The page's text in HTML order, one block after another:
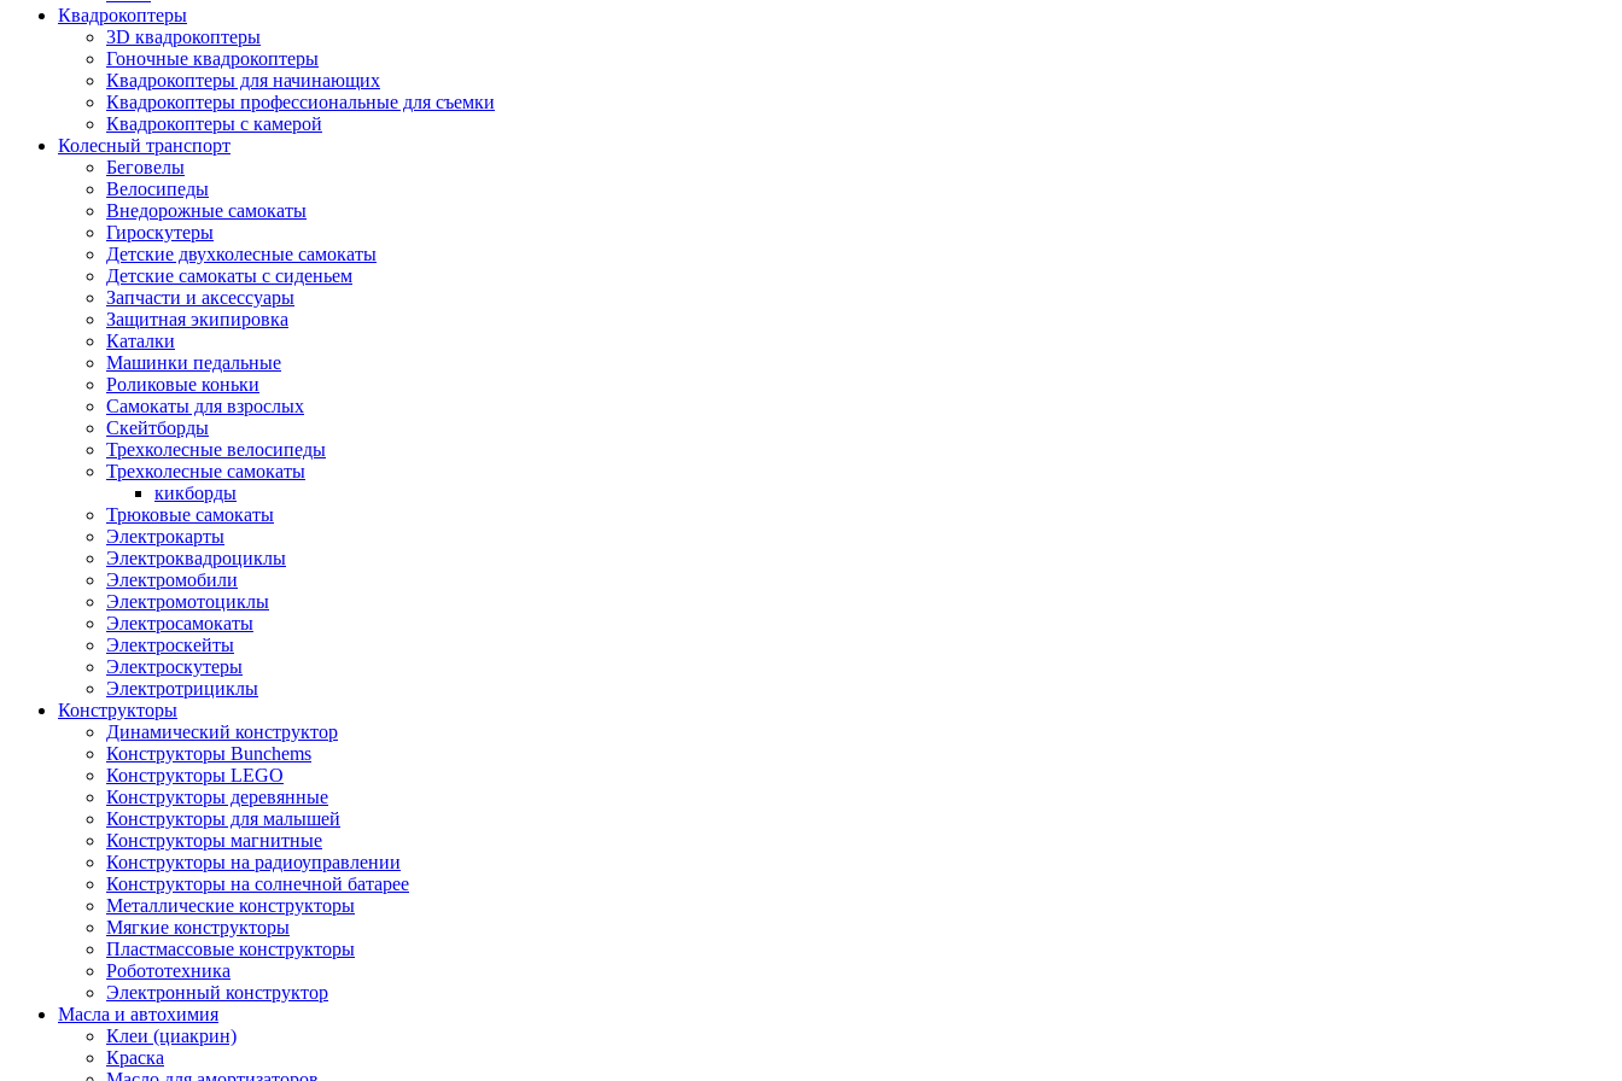
Квадрокоптеры
3D квадрокоптеры
Гоночные квадрокоптеры
Квадрокоптеры для начинающих
Квадрокоптеры профессиональные для съемки
Квадрокоптеры с камерой
Колесный транспорт
Беговелы
Велосипеды
Внедорожные самокаты
Гироскутеры
Детские двухколесные самокаты
Детские самокаты с сиденьем
Запчасти и аксессуары
Защитная экипировка
Каталки
Машинки педальные
Роликовые коньки
Самокаты для взрослых
Скейтборды
Трехколесные велосипеды
Трехколесные самокаты
кикборды
Трюковые самокаты
Электрокарты
Электроквадроциклы
Электромобили
Электромотоциклы
Электросамокаты
Электроскейты
Электроскутеры
Электротрициклы
Конструкторы
Динамический конструктор
Конструкторы Bunchems
Конструкторы LEGO
Конструкторы деревянные
Конструкторы для малышей
Конструкторы магнитные
Конструкторы на радиоуправлении
Конструкторы на солнечной батарее
Металлические конструкторы
Мягкие конструкторы
Пластмассовые конструкторы
Робототехника
Электронный конструктор
Масла и автохимия
Клеи (циакрин)
Краска